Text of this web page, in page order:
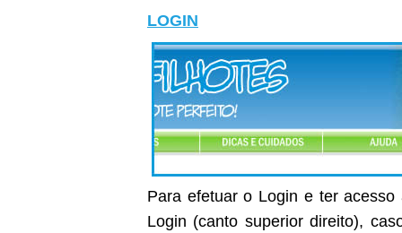
LOGIN
Para efetuar o Login e ter
Login (canto superior direito),